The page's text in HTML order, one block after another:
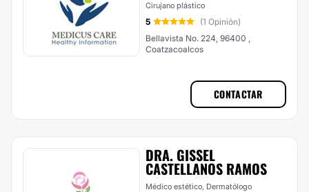
Cirujano plástico
5
(1 Opinión)
Bellavista No. 224, 96400 ,
Coatzacoalcos
CONTACTAR
DRA. GISSEL
CASTELLANOS RAMOS
Médico estético, Dermatólogo